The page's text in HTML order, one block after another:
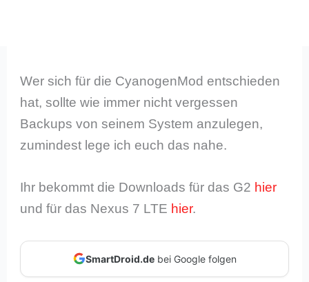
Wer sich für die CyanogenMod entschieden
hat, sollte wie immer nicht vergessen
Backups von seinem System anzulegen,
zumindest lege ich euch das nahe.
Ihr bekommt die Downloads für das G2 hier
und für das Nexus 7 LTE hier.
SmartDroid.debei Google folgen